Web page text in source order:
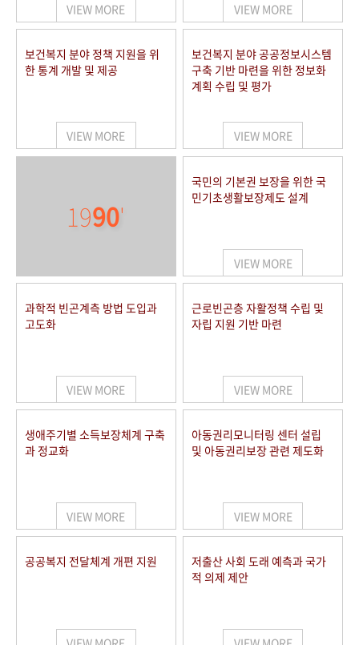
VIEW MORE VIEW MORE
보건복지 분야 정책 지원을 위
한 통계 개발 및 제공
VIEW MORE
보건복지 분야 공공정보시스템
구축 기반 마련을 위한 정보화
계획 수립 및 평가
VIEW MORE
1990'
국민의 기본권 보장을 위한 국
민기초생활보장제도 설계
VIEW MORE
과학적 빈곤계측 방법 도입과
고도화
VIEW MORE
근로빈곤층 자활정책 수립 및
자립 지원 기반 마련
VIEW MORE
생애주기별 소득보장체계 구축
과 정교화
VIEW MORE
아동권리모니터링 센터 설립
및 아동권리보장 관련 제도화
VIEW MORE
공공복지 전달체계 개편 지원
저출산 사회 도래 예측과 국가
적 의제 제안